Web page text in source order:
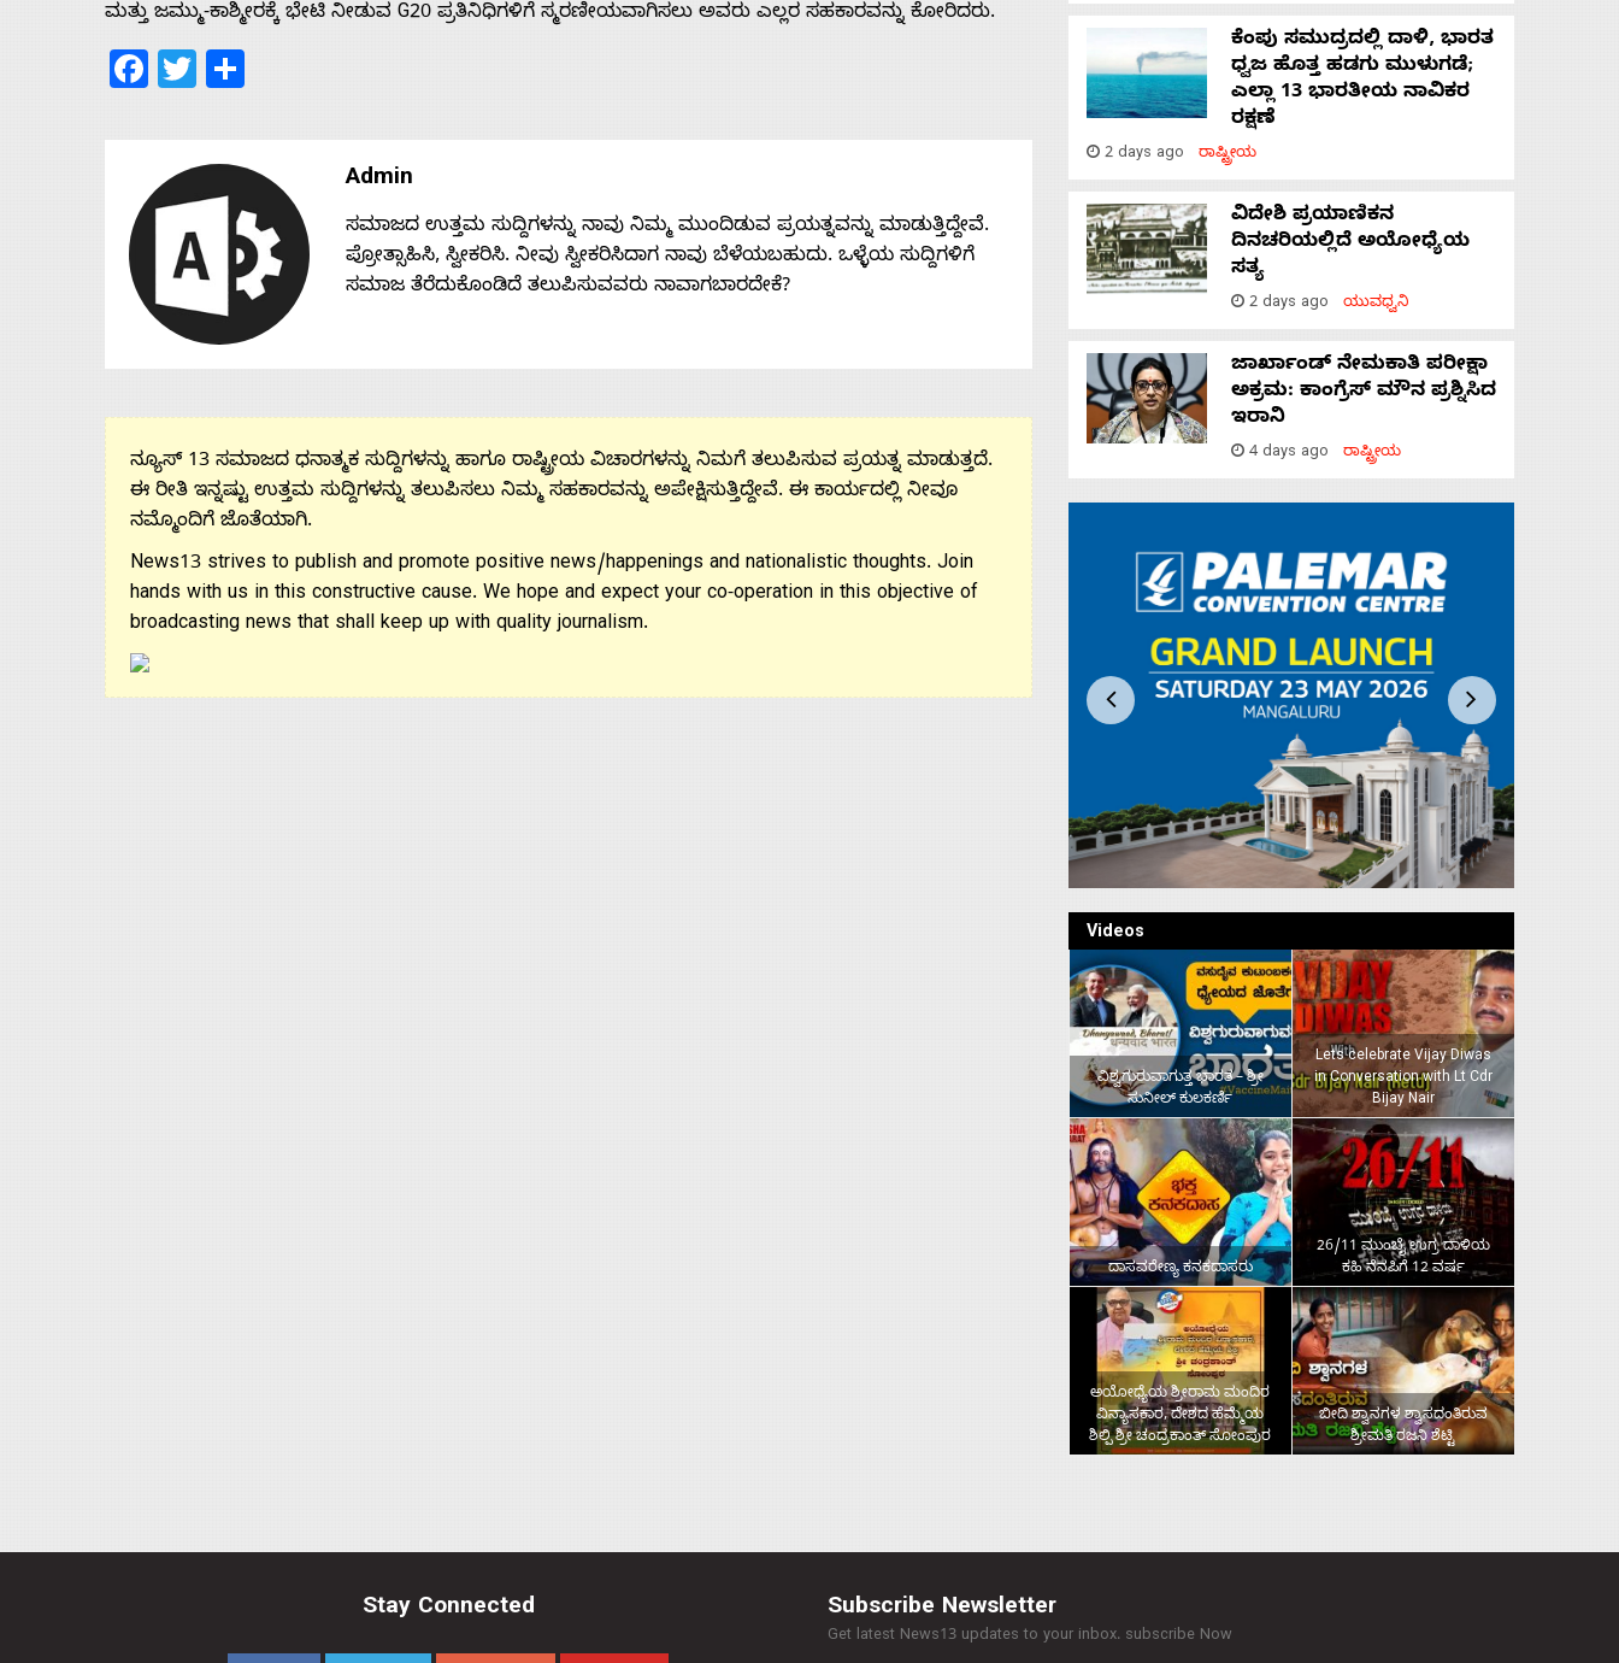
ಮತ್ತು ಜಮ್ಮು-ಕಾಶ್ಮೀರಕ್ಕೆ ಭೇಟಿ ನೀಡುವ G20 ಪ್ರತಿನಿಧಿಗಳಿಗೆ ಸ್ಮರಣೀಯವಾಗಿಸಲು ಅವರು ಎಲ್ಲರ ಸಹಕಾರವನ್ನು ಕೋರಿದರು.
Facebook
Twitter
Admin
ಸಮಾಜದ ಉತ್ತಮ ಸುದ್ದಿಗಳನ್ನು ನಾವು ನಿಮ್ಮ ಮುಂದಿಡುವ ಪ್ರಯತ್ನವನ್ನು ಮಾಡುತ್ತಿದ್ದೇವೆ.
ಪ್ರೋತ್ಸಾಹಿಸಿ, ಸ್ವೀಕರಿಸಿ. ನೀವು ಸ್ವೀಕರಿಸಿದಾಗ ನಾವು ಬೆಳೆಯಬಹುದು. ಒಳ್ಳೆಯ ಸುದ್ದಿಗಳಿಗೆ
ಸಮಾಜ ತೆರೆದುಕೊಂಡಿದೆ ತಲುಪಿಸುವವರು ನಾವಾಗಬಾರದೇಕೆ?
ನ್ಯೂಸ್ 13 ಸಮಾಜದ ಧನಾತ್ಮಕ ಸುದ್ದಿಗಳನ್ನು ಹಾಗೂ ರಾಷ್ಟ್ರೀಯ ವಿಚಾರಗಳನ್ನು ನಿಮಗೆ ತಲುಪಿಸುವ ಪ್ರಯತ್ನ ಮಾಡುತ್ತದೆ.
ಈ ರೀತಿ ಇನ್ನಷ್ಟು ಉತ್ತಮ ಸುದ್ದಿಗಳನ್ನು ತಲುಪಿಸಲು ನಿಮ್ಮ ಸಹಕಾರವನ್ನು ಅಪೇಕ್ಷಿಸುತ್ತಿದ್ದೇವೆ. ಈ ಕಾರ್ಯದಲ್ಲಿ ನೀವೂ
ನಮ್ಮೊಂದಿಗೆ ಜೊತೆಯಾಗಿ.
News13 strives to publish and promote positive news/happenings and nationalistic thoughts. Join
hands with us in this constructive cause. We hope and expect your co-operation in this objective of
broadcasting news that shall keep up with quality journalism.
ಕೆಂಪು ಸಮುದ್ರದಲ್ಲಿ ದಾಳಿ, ಭಾರತ
ಧ್ವಜ ಹೊತ್ತ ಹಡಗು ಮುಳುಗಡೆ;
ಎಲ್ಲಾ 13 ಭಾರತೀಯ ನಾವಿಕರ
ರಕ್ಷಣೆ
2 days ago ರಾಷ್ಟ್ರೀಯ
ವಿದೇಶಿ ಪ್ರಯಾಣಿಕನ
ದಿನಚರಿಯಲ್ಲಿದೆ ಅಯೋಧ್ಯೆಯ
ಸತ್ಯ
2 days ago ಯುವಧ್ವನಿ
ಜಾರ್ಖಾಂಡ್‌ ನೇಮಕಾತಿ ಪರೀಕ್ಷಾ
ಅಕ್ರಮ: ಕಾಂಗ್ರೆಸ್‌ ಮೌನ ಪ್ರಶ್ನಿಸಿದ
ಇರಾನಿ
4 days ago ರಾಷ್ಟ್ರೀಯ
Videos
ವಿಶ್ವಗುರುವಾಗುತ್ತ ಭಾರತ – ಶ್ರೀ
ಸುನೀಲ್‌ ಕುಲಕರ್ಣಿ
Lets celebrate Vijay Diwas
in Conversation with Lt Cdr
Bijay Nair
ದಾಸವರೇಣ್ಯ ಕನಕದಾಸರು
26/11 ಮುಂಬೈ ಉಗ್ರ ದಾಳಿಯ
ಕಹಿ ನೆನಪಿಗೆ 12 ವರ್ಷ
ಅಯೋಧ್ಯೆಯ ಶ್ರೀರಾಮ ಮಂದಿರ
ವಿನ್ಯಾಸಕಾರ, ದೇಶದ ಹೆಮ್ಮೆಯ
ಶಿಲ್ಪಿ ಶ್ರೀ ಚಂದ್ರಕಾಂತ್‌ ಸೋಂಪುರ
ಬೀದಿ ಶ್ವಾನಗಳ ಶ್ವಾಸದಂತಿರುವ
ಶ್ರೀಮತಿ ರಜನಿ ಶೆಟ್ಟಿ
Stay Connected Subscribe Newsletter
Get latest News13 updates to your inbox. subscribe Now